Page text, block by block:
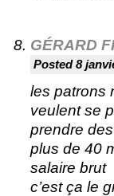
GÉRARD
Posted 8
les patrons
veulent se
prendre
plus de 40
salaire brut
c’est ça le